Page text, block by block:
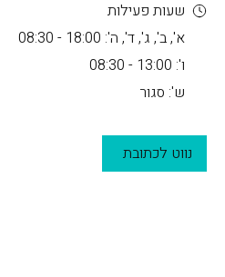
שעות פעילות
א', ב', ג', ד', ה': 18:00 - 08:30
ו': 13:00 - 08:30
ש': סגור
נווט לכתובת